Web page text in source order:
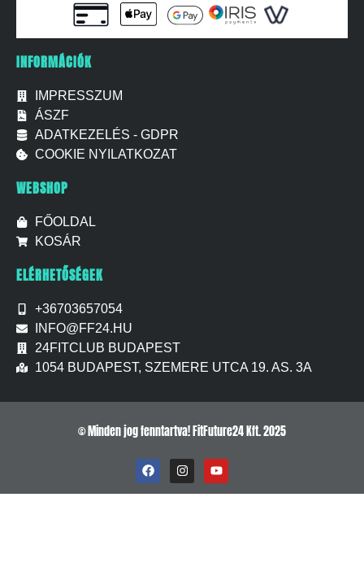
INFORMÁCIÓK
IMPRESSZUM
ÁSZF
ADATKEZELÉS - GDPR
COOKIE NYILATKOZAT
WEBSHOP
FŐOLDAL
KOSÁR
ELÉRHETŐSÉGEK
+36703657054
INFO@FF24.HU
24FITCLUB BUDAPEST
1054 BUDAPEST, SZEMERE UTCA 19. AS. 3A
© Minden jog fenntartva! FitFuture24 Kft. 2025